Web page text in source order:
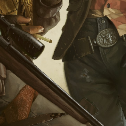
正在生成支付二维码...